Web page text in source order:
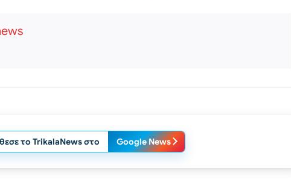
το TrikalaNews στο Google News